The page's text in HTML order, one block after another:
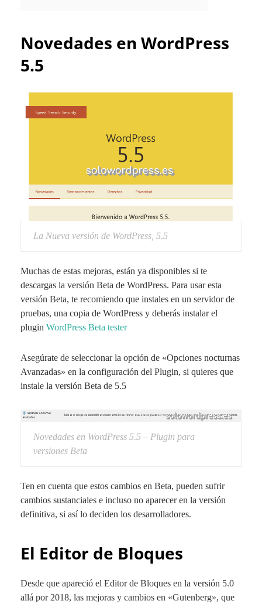
Novedades en WordPress
5.5
La Nueva versión de WordPress, 5.5
Muchas de estas mejoras, están ya disponibles si te
descargas la versión Beta de WordPress. Para usar esta
versión Beta, te recomiendo que instales en un servidor de
pruebas, una copia de WordPress y deberás instalar el
plugin WordPress Beta tester
Asegúrate de seleccionar la opción de «Opciones nocturnas
Avanzadas» en la configuración del Plugin, si quieres que
instale la versión Beta de 5.5
Novedades en WordPress 5.5 – Plugin para
versiones Beta
Ten en cuenta que estos cambios en Beta, pueden sufrir
cambios sustanciales e incluso no aparecer en la versión
definitiva, si así lo deciden los desarrolladores.
El Editor de Bloques
Desde que apareció el Editor de Bloques en la versión 5.0
allá por 2018, las mejoras y cambios en «Gutenberg», que